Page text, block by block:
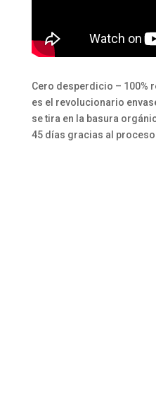
Cero desperdicio – 100%
es el revolucionario
se tira en la basura
45 días gracias al